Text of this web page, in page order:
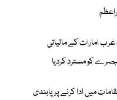
امارات کے مالیاتی
کو مسترد کردیا
میں ادا کرنے پر پابندی